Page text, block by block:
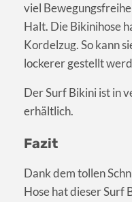
viel
Halt. Die Bikinihose
Kordelzug. So kann
lockerer gestellt
Der Surf Bikini ist in
erhältlich.
Fazit
Dank dem tollen
Hose hat dieser Surf